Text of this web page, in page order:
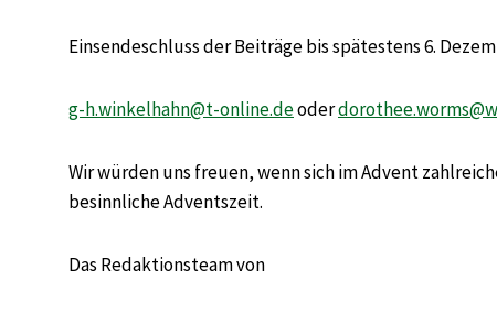
Einsendeschluss der Beiträge bis spätestens 6.
g-h.winkelhahn@t-online.deoder
Wir würden uns freuen, wenn sich im Advent
besinnliche Adventszeit.
Das Redaktionsteam von